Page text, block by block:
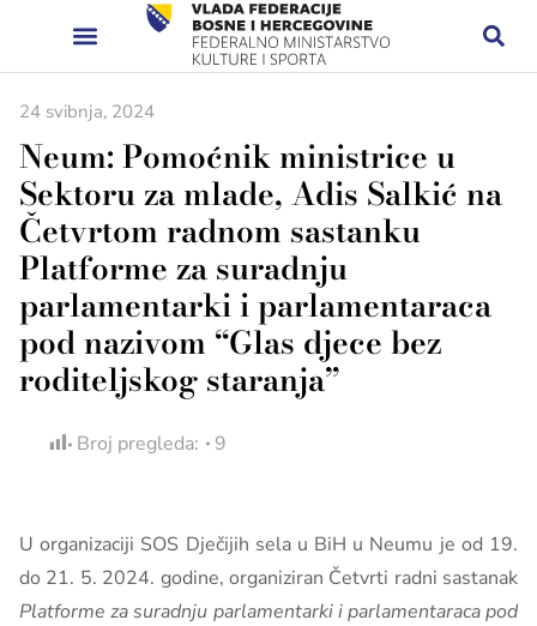
24 svibnja, 2024
Neum: Pomoćnik ministrice u
Sektoru za mlade, Adis Salkić na
Četvrtom radnom sastanku
Platforme za suradnju
parlamentarki i parlamentaraca
pod nazivom “Glas djece bez
roditeljskog staranja”
Broj pregleda: 9
U organizaciji SOS Dječijih sela u BiH u Neumu je od 19.
do 21. 5. 2024. godine, organiziran Četvrti radni sastanak
Platforme za suradnju parlamentarki i parlamentaraca pod